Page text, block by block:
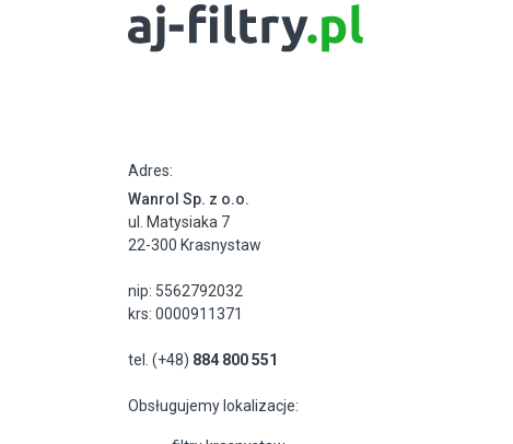
Adres:
Wanrol Sp. z o.o.
ul. Matysiaka 7
22-300 Krasnystaw
nip: 5562792032
krs: 0000911371
tel. (+48) 884 800 551
Obsługujemy lokalizacje: